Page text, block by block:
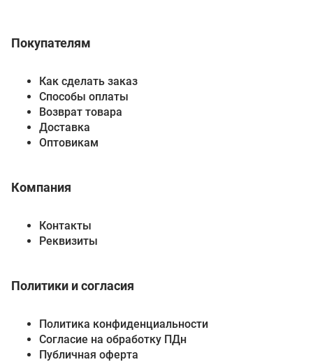
Покупателям
Как сделать заказ
Способы оплаты
Возврат товара
Доставка
Оптовикам
Компания
Контакты
Реквизиты
Политики и согласия
Политика конфиденциальности
Согласие на обработку ПДн
Публичная оферта